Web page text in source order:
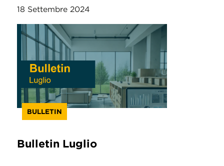
18 Settembre 2024
BULLETIN
Bulletin Luglio